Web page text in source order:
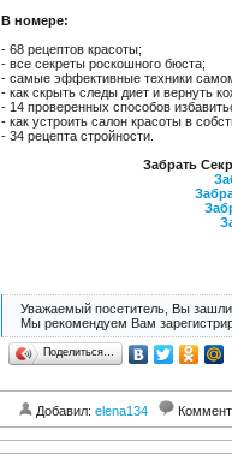
В номере:
- 68 рецептов красоты;
- все секреты роскошного бюста;
- самые эффективные техники
- как скрыть следы диет и вернуть
- 14 проверенных способов
- как устроить салон красоты в
- 34 рецепта стройности.
Забрать
Уважаемый посетитель, Вы зашли
Мы рекомендуем Вам
Поделиться…
Добавил: elena134